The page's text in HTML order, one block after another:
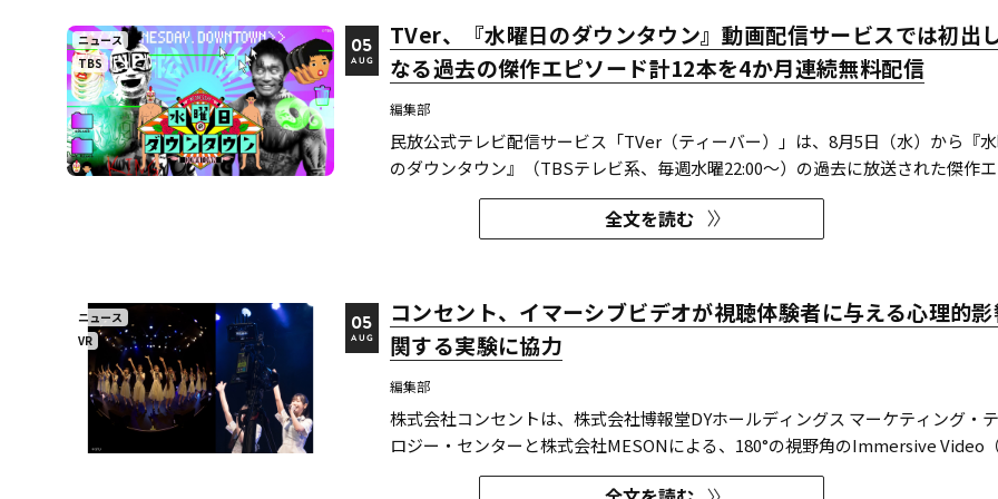
ニュース
TBS
TVer、『水曜日のダウンタウン』動画配信サービスでは初出
なる過去の傑作エピソード計12本を4か月連続無料配信
編集部
05
AUG
民放公式テレビ配信サービス「TVer（ティーバー）」は、8月5日（水）から『
のダウンタウン』（TBSテレビ系、毎週水曜22:00～）の過去に放送された傑作
ード計12本を4か月にわたり配信する。本エピソードが動画配信サービスで配信さ
のは今回が初めてとなる。TVerはすべて無料で見放題となっている。 『水曜日のダウ
全文を読む
ニュース
VR
コンセント、イマーシブビデオが視聴体験者に与える心理的影
関する実験に協力
編集部
05
AUG
株式会社コンセントは、株式会社博報堂DYホールディングス マーケティング・
ロジー・センターと株式会社MESONによる、180°の視野角のImmersive Video
下、イマーシブビデオ）を実験刺激に用いた心理実験に協力し、そのプレプリン